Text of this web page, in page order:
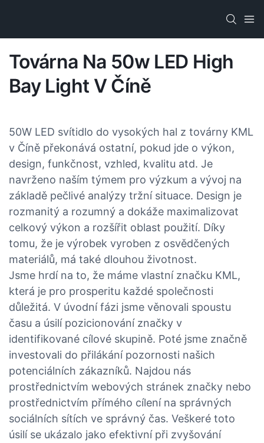
Továrna Na 50w LED High
Bay Light V Číně
50W LED svítidlo do vysokých hal z továrny KML
v Číně překonává ostatní, pokud jde o výkon,
design, funkčnost, vzhled, kvalitu atd. Je
navrženo naším týmem pro výzkum a vývoj na
základě pečlivé analýzy tržní situace. Design je
rozmanitý a rozumný a dokáže maximalizovat
celkový výkon a rozšířit oblast použití. Díky
tomu, že je výrobek vyroben z osvědčených
materiálů, má také dlouhou životnost.
Jsme hrdí na to, že máme vlastní značku KML,
která je pro prosperitu každé společnosti
důležitá. V úvodní fázi jsme věnovali spoustu
času a úsilí pozicionování značky v
identifikované cílové skupině. Poté jsme značně
investovali do přilákání pozornosti našich
potenciálních zákazníků. Najdou nás
prostřednictvím webových stránek značky nebo
prostřednictvím přímého cílení na správných
sociálních sítích ve správný čas. Veškeré toto
úsilí se ukázalo jako efektivní při zvyšování